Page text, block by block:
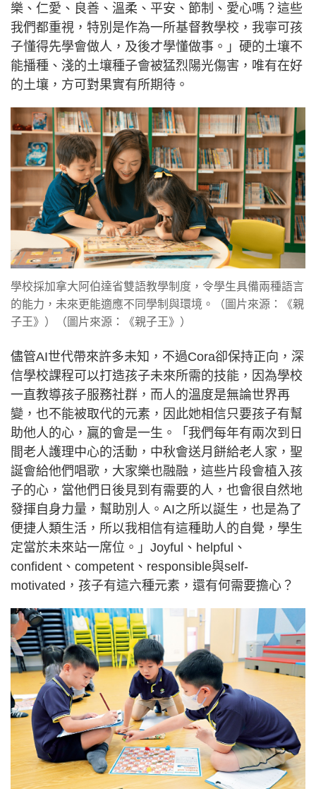
樂、仁愛、良善、溫柔、平安、節制、愛心嗎？這些
我們都重視，特別是作為一所基督教學校，我寧可孩
子懂得先學會做人，及後才學懂做事。」硬的土壤不
能播種、淺的土壤種子會被猛烈陽光傷害，唯有在好
的土壤，方可對果實有所期待。
學校採加拿大阿伯達省雙語教學制度，令學生具備兩種語言
的能力，未來更能適應不同學制與環境。（圖片來源：《親
子王》）（圖片來源：《親子王》）
儘管AI世代帶來許多未知，不過Cora卻保持正向，深
信學校課程可以打造孩子未來所需的技能，因為學校
一直教導孩子服務社群，而人的溫度是無論世界再
變，也不能被取代的元素，因此她相信只要孩子有幫
助他人的心，贏的會是一生。「我們每年有兩次到日
間老人護理中心的活動，中秋會送月餅給老人家，聖
誕會給他們唱歌，大家樂也融融，這些片段會植入孩
子的心，當他們日後見到有需要的人，也會很自然地
發揮自身力量，幫助別人。AI之所以誕生，也是為了
便捷人類生活，所以我相信有這種助人的自覺，學生
定當於未來站一席位。」Joyful、helpful、
confident、competent、responsible與self-
motivated，孩子有這六種元素，還有何需要擔心？